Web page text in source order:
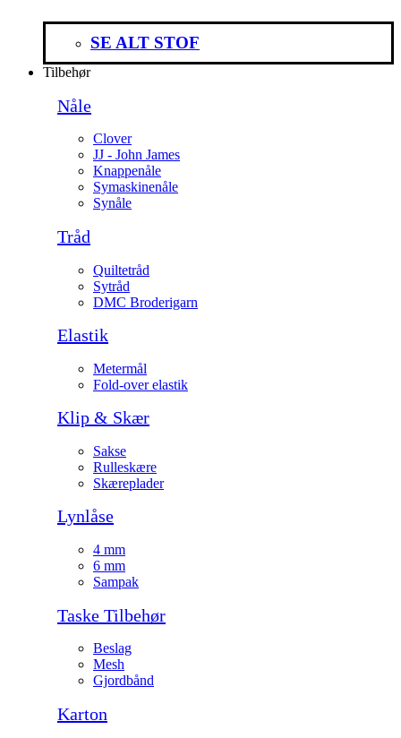
SE ALT STOF
Tilbehør
Nåle
Clover
JJ - John James
Knappenåle
Symaskinenåle
Synåle
Tråd
Quiltetråd
Sytråd
DMC Broderigarn
Elastik
Metermål
Fold-over elastik
Klip & Skær
Sakse
Rulleskære
Skæreplader
Lynlåse
4 mm
6 mm
Sampak
Taske Tilbehør
Beslag
Mesh
Gjordbånd
Karton